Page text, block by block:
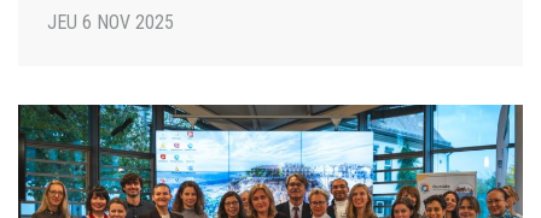
JEU 6 NOV 2025